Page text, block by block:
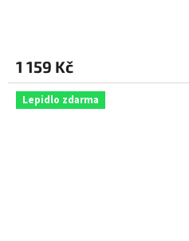
1 159 Kč
Lepidlo zdarma